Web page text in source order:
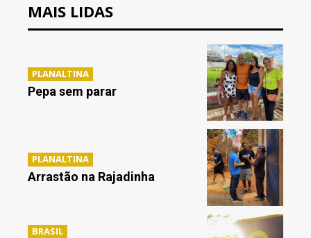
MAIS LIDAS
PLANALTINA
Pepa sem parar
PLANALTINA
Arrastão na Rajadinha
BRASIL